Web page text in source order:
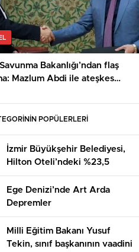
Bakanlığı’ndan flaş
Mazlum Abdi ile ateşkes
POPÜLERLERİ
İzmir Büyükşehir Belediyesi,
Hilton Oteli’ndeki %23,5
Hissesini Satışa Çıkarıyor
Ege Denizi’nde Art Arda
Depremler
Milli Eğitim Bakanı Yusuf
Tekin, sınıf başkanının vaadini